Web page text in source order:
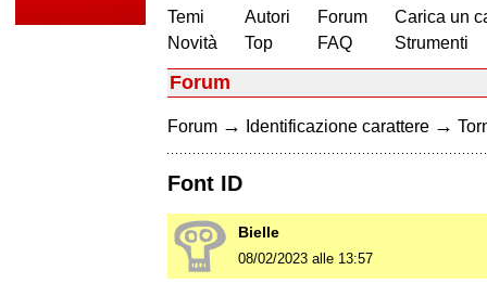
Temi
Novità
Autori
Top
Forum
FAQ
Carica un
Strumenti
Forum
Forum → Identificazione carattere →
Font ID
Bielle
08/02/2023 alle 13:57